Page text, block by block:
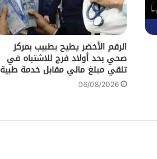
الرقم الأخضر يطيح بطبيب بمركز
صحي بحد أولاد فرج للاشتباه في
تلقي مبلغ مالي مقابل خدمة طبية
06/08/2026